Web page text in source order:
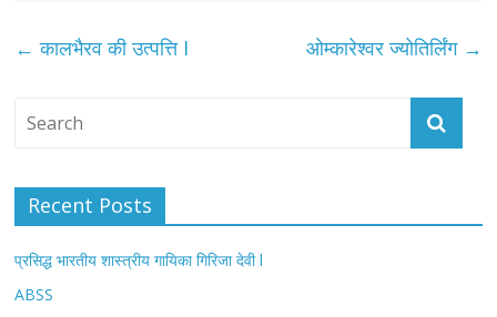
← कालभैरव की उत्पत्ति I ओम्कारेश्वर ज्योतिर्लिंग →
Recent Posts
प्रसिद्ध भारतीय शास्त्रीय गायिका गिरिजा देवी l
ABSS